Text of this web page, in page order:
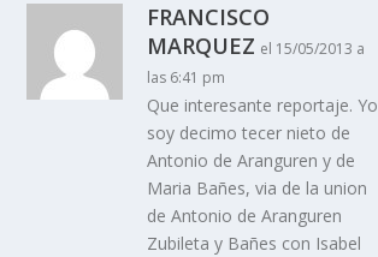
FRANCISCO
MARQUEZ el 15/05/2013 a
las 6:41 pm
Que interesante reportaje. Yo
soy decimo tecer nieto de
Antonio de Aranguren y de
Maria Bañes, via de la union
de Antonio de Aranguren
Zubileta y Bañes con Isabel